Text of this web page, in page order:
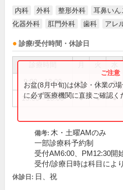
内科 外科 整形外科 耳鼻いん
化器外科
肛門外科 歯科 アレ
診療/受付時間・休診日
9:00～12:00 ● ● ●
15:00～18:00 ● ● ●
お盆(8月中旬)は休診・休業の
に必ず医療機関に直接ご確認く
備考: 木・土曜AMのみ
一部診療科予約制
受付AM6:00、PM12:30開
受付/診療日時は科目によ
休診日: 日、祝